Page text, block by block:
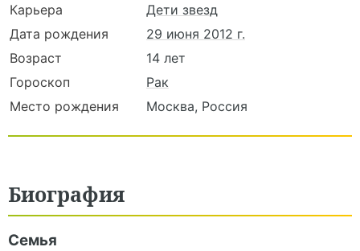
Карьера
Дети звезд
Дата рождения
29 июня 2012 г.
Возраст
14 лет
Гороскоп
Рак
Место рождения
Москва, Россия
Биография
Семья